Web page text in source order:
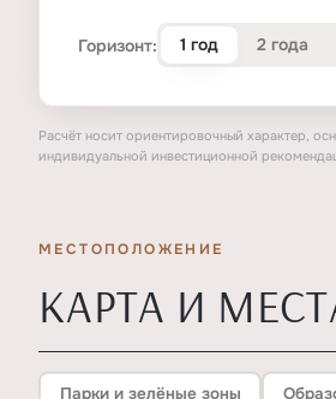
Горизонт: 1 год 2 года
Расчёт носит ориентировочный характер,
индивидуальной инвестиционной
МЕСТОПОЛОЖЕНИЕ
КАРТА И
Парки и зелёные зоны